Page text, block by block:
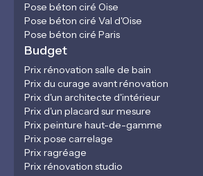
Pose béton ciré Oise
Pose béton ciré Val d'Oise
Pose béton ciré Paris
Budget
Prix rénovation salle de bain
Prix du curage avant rénovation
Prix d'un architecte d'intérieur
Prix d'un placard sur mesure
Prix peinture haut-de-gamme
Prix pose carrelage
Prix ragréage
Prix rénovation studio